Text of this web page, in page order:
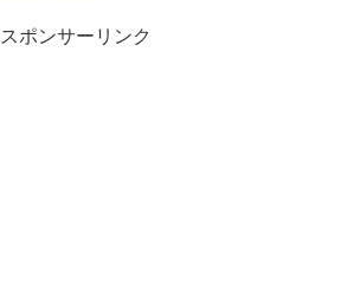
スポンサーリンク